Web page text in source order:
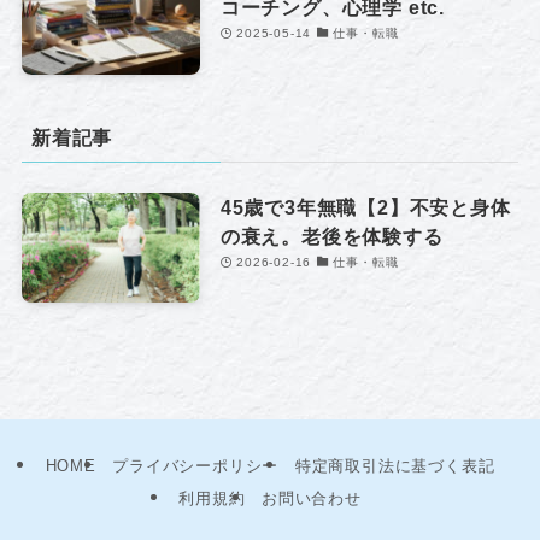
コーチング、心理学 etc.
2025-05-14 仕事・転職
新着記事
45歳で3年無職【2】不安と身体
の衰え。老後を体験する
2026-02-16 仕事・転職
HOME プライバシーポリシー
特定商取引法に基づく表記
利用規約
お問い合わせ